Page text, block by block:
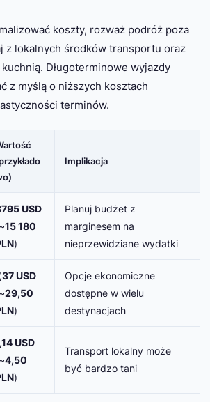
koszty, rozważ podróż poza
z lokalnych środków transportu oraz
Długoterminowe wyjazdy
z myślą o niższych kosztach
terminów.
Implikacja
USD
15 180
)
Planuj budżet z
marginesem na
nieprzewidziane wydatki
USD
29,50
)
Opcje ekonomiczne
dostępne w wielu
destynacjach
USD
4,50
)
Transport lokalny może
być bardzo tani